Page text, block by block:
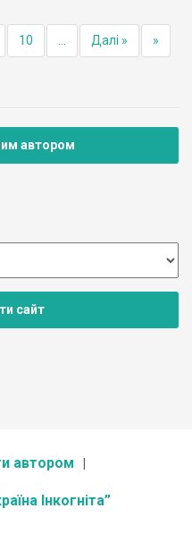
10 Далі » »
автором
сайт
автором
Інкогніта”